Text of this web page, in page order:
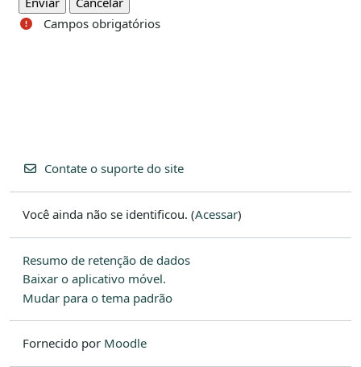
Campos obrigatórios
Contate o suporte do site
Você ainda não se identificou. (Acessar)
Resumo de retenção de dados
Baixar o aplicativo móvel.
Mudar para o tema padrão
Fornecido por Moodle